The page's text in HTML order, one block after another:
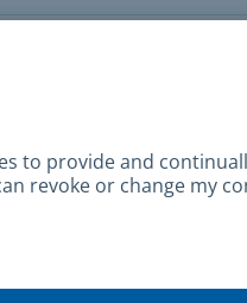
الحدث*
(erforderlich)
موقع الفعالية مع ذكر الشارع